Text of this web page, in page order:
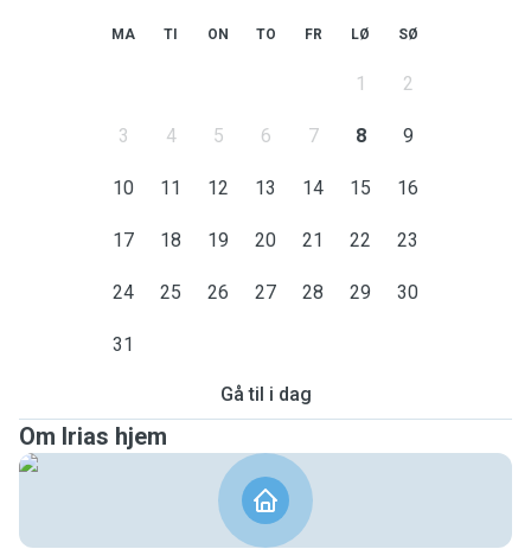
MA TI ON TO FR LØ SØ
1 2
3 4 5 6 7 8 9
10 11 12 13 14 15 16
17 18 19 20 21 22 23
24 25 26 27 28 29 30
31
Gå til i dag
Om Irias hjem